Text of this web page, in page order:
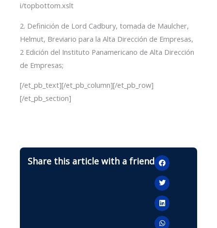
i/topbottom.xslt
2. Definición de Lord Cadbury, tomada de Maulcher,
Helmut, Breviario para la Alta Dirección de Empresas,
2 Edición del Instituto Panamericano de Alta Dirección
de Empresas;
[/et_pb_text][/et_pb_column][/et_pb_row]
[/et_pb_section]
Share this article with a friend